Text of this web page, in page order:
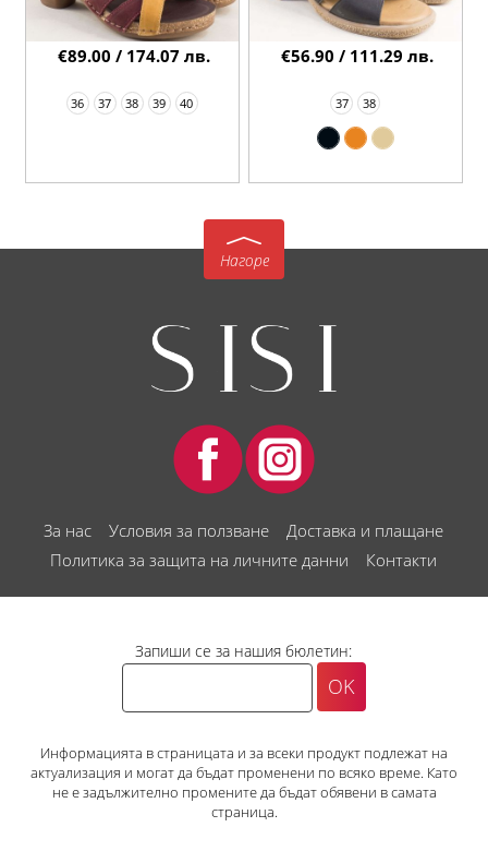
36 37 38 39 40
€89.00 / 174.07 лв.
37 38
€56.90 / 111.29 лв.
Нагоре
За нас Условия за ползване
Доставка и плащане
Политика за защита на личните данни
Контакти
Запиши се за нашия бюлетин:
Информацията в страницата и за всеки продукт подлежат на
актуализация и могат да бъдат променени по всяко време. Като
не е задължително промените да бъдат обявени в самата
страница.